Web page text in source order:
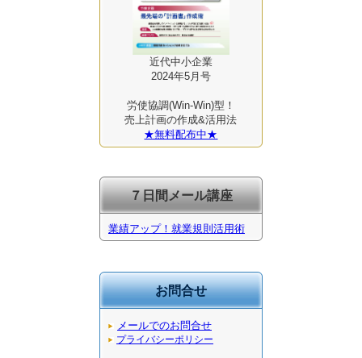
近代中小企業
2024年5月号
労使協調(Win-Win)型！
売上計画の作成&活用法
★無料配布中★
７日間メール講座
業績アップ！就業規則活用術
お問合せ
メールでのお問合せ
プライバシーポリシー